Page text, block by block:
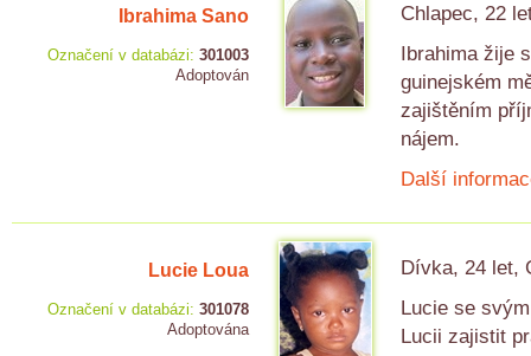
Ibrahima Sano
Označení v databázi: 301003
Adoptován
Chlapec, 22
Ibrahima žije
guinejském
zajištěním
nájem.
Další
Lucie Loua
Označení v databázi: 301078
Adoptována
Dívka, 24 let,
Lucie se
Lucii zajistit